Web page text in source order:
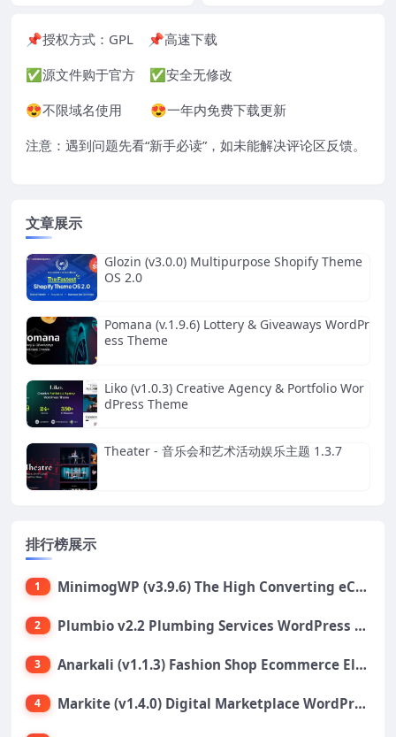
📌授权方式： GPL 📌高速下载
✅源文件购于官方 ✅安全无修改
😍不限域名使用 😍一年内免费下载更新
注意：遇到问题先看“新手必读”，如未能解决评论区反馈。
文章展示
Glozin (v3.0.0) Multipurpose Shopify Theme
OS 2.0
Pomana (v.1.9.6) Lottery & Giveaways WordPr
ess Theme
Liko (v1.0.3) Creative Agency & Portfolio Wor
dPress Theme
Theater - 音乐会和艺术活动娱乐主题 1.3.7
排行榜展示
1 MinimogWP (v3.9.6) The High Converting eCommerce WordPress Theme
2 Plumbio v2.2 Plumbing Services WordPress Theme
3 Anarkali (v1.1.3) Fashion Shop Ecommerce Elementor Theme
4 Markite (v1.4.0) Digital Marketplace WordPress Theme